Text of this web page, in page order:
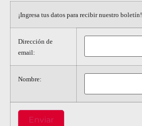
¡Ingresa tus datos para recibir nuestro boletín!
Dirección de
email:
Nombre: